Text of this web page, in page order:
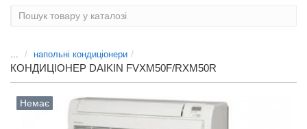
... напольні кондиціонери
КОНДИЦІОНЕР DAIKIN FVXM50F/RXM50R
Немає